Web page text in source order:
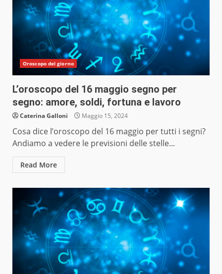
Oroscopo del giorno
L’oroscopo del 16 maggio segno per
segno: amore, soldi, fortuna e lavoro
Caterina Galloni Maggio 15, 2024
Cosa dice l’oroscopo del 16 maggio per tutti i segni?
Andiamo a vedere le previsioni delle stelle...
Read More